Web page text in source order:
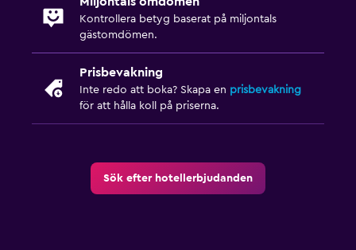
Terrass/uteplats
Trädgård
Kontrollera betyg baserat på miljontals
gästomdömen.
Prisbevakning
Inte redo att boka? Skapa en prisbevakning
för att hålla koll på priserna.
Sök efter hotellerbjudanden